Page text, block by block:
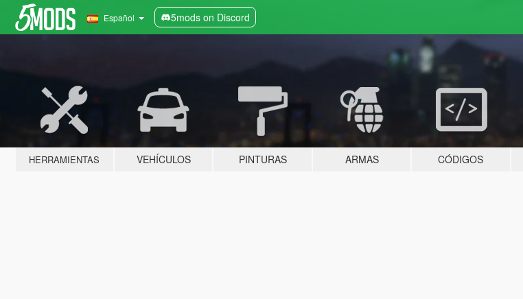
Español 5mods on Discord
HERRAMIENTAS VEHÍCULOS PINTURAS ARMAS CÓDIGOS